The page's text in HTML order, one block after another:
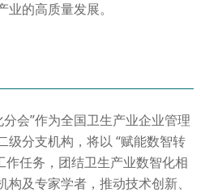
业的高质量发展。
”作为全国卫生产业企业管理
级分支机构，将以 “赋能数智转
作任务，团结卫生产业数智化相
及专家学者，推动技术创新、